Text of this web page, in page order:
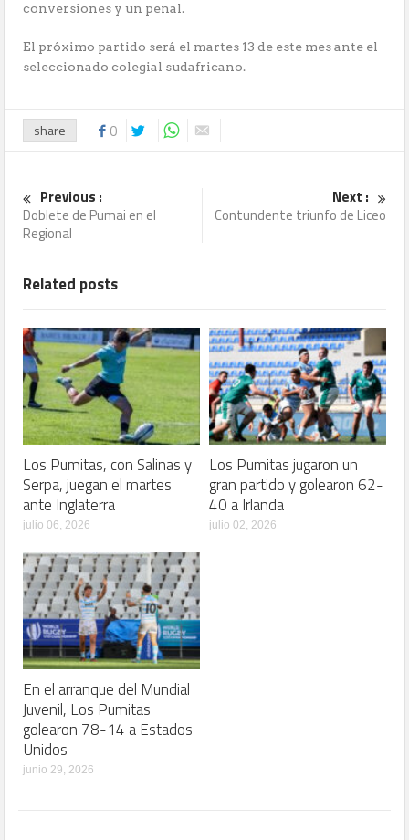
conversiones y un penal.
El próximo partido será el martes 13 de este mes ante el
seleccionado colegial sudafricano.
share 0
Previous :
Doblete de Pumai en el
Regional
Next :
Contundente triunfo de Liceo
Related posts
Los Pumitas, con Salinas y
Serpa, juegan el martes
ante Inglaterra
julio 06, 2026
Los Pumitas jugaron un
gran partido y golearon 62-
40 a Irlanda
julio 02, 2026
En el arranque del Mundial
Juvenil, Los Pumitas
golearon 78-14 a Estados
Unidos
junio 29, 2026